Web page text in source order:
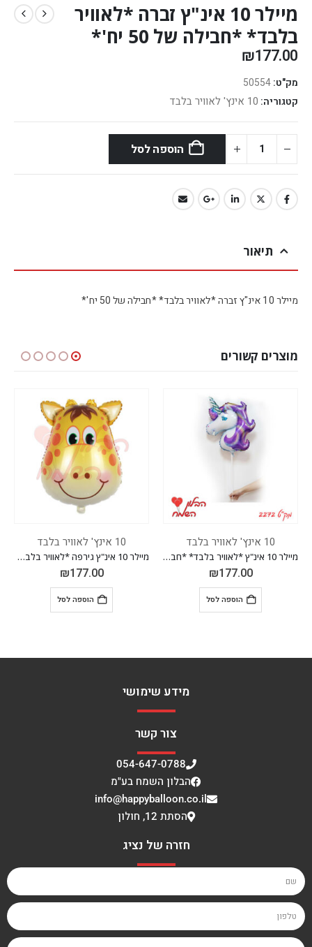
מיילר 10 אינ"ץ זברה *לאוויר
בלבד* *חבילה של 50 יח'*
₪177.00
מק"ט: 50554
קטגוריה: 10 אינץ' לאוויר בלבד
הוספה לסל
תיאור
מיילר 10 אינ"ץ זברה *לאוויר בלבד* *חבילה של 50 יח'*
מוצרים קשורים
מיילר 10 אינ"ץ *לאוויר בלבד* *חבילה של 50 יח'*
10 אינץ' לאוויר בלבד
מיילר 10 אינ"ץ גירפה *לאוויר בלבד* *חבילה של 50 יח'*
10 אינץ' לאוויר בלבד
מידע שימושי
צור קשר
054-647-0788
הבלון השמח בע"מ
info@happyballoon.co.il
הסתת 12, חולון
חזרה של נציג